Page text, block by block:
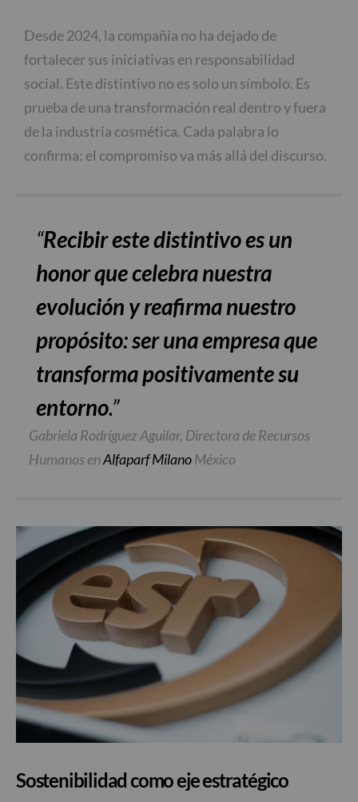
Desde 2024, la compañía no ha dejado de
fortalecer sus iniciativas en responsabilidad
social. Este distintivo no es solo un símbolo. Es
prueba de una transformación real dentro y fuera
de la industria cosmética. Cada palabra lo
confirma: el compromiso va más allá del discurso.
“Recibir este distintivo es un
honor que celebra nuestra
evolución y reafirma nuestro
propósito: ser una empresa que
transforma positivamente su
entorno.”
Gabriela Rodríguez Aguilar, Directora de Recursos
Humanos enAlfaparf MilanoMéxico
Sostenibilidad como eje estratégico